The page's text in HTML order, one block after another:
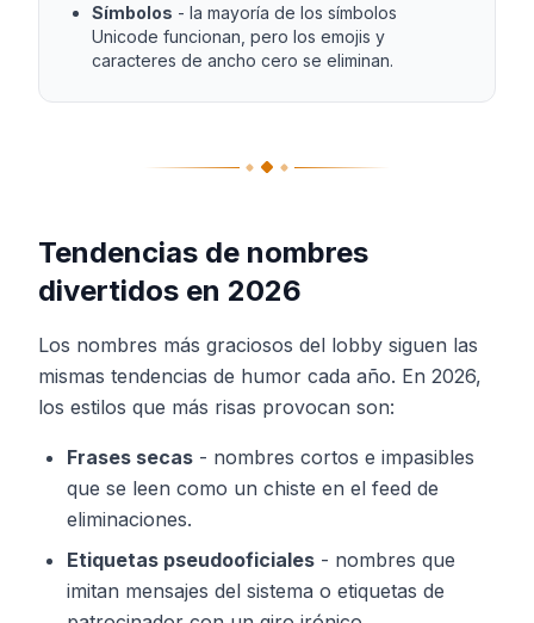
Símbolos - la mayoría de los símbolos
Unicode funcionan, pero los emojis y
caracteres de ancho cero se eliminan.
Tendencias de nombres
divertidos en 2026
Los nombres más graciosos del lobby siguen las
mismas tendencias de humor cada año. En 2026,
los estilos que más risas provocan son:
Frases secas - nombres cortos e impasibles
que se leen como un chiste en el feed de
eliminaciones.
Etiquetas pseudooficiales - nombres que
imitan mensajes del sistema o etiquetas de